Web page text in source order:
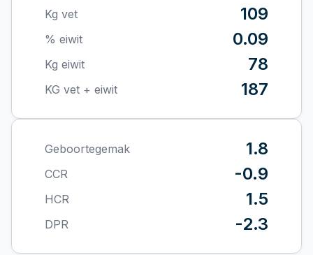
Kg vet 109
% eiwit 0.09
Kg eiwit 78
KG vet + eiwit 187
Geboortegemak 1.8
CCR -0.9
HCR 1.5
DPR -2.3